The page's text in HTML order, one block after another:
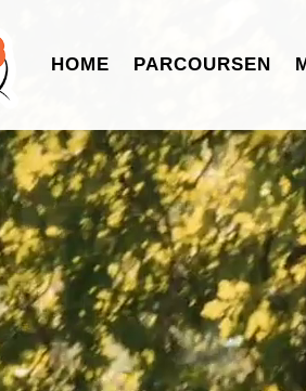
HOME PARCOURSEN